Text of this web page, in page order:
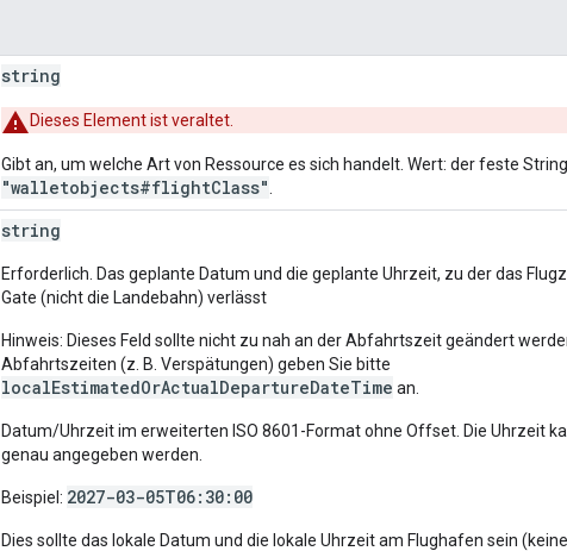
string
Dieses Element ist veraltet.
Gibt an, um welche Art von Ressource es sich handelt. Wert: der feste String
"walletobjects#flightClass"
string
Erforderlich. Das geplante Datum und die geplante Uhrzeit, zu der das
Gate (nicht die Landebahn) verlässt
Hinweis: Dieses Feld sollte nicht zu nah an der Abfahrtszeit geändert
Abfahrtszeiten (z. B. Verspätungen) geben Sie bitte
localEstimatedOrActualDepartureDateTime an.
Datum/Uhrzeit im erweiterten ISO 8601-Format ohne Offset. Die Uhrzeit
genau angegeben werden.
Beispiel: 2027-03-05T06:30:00
Dies sollte das lokale Datum und die lokale Uhrzeit am Flughafen sein